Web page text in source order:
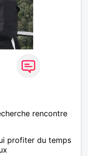
rencontre
profiter du temps